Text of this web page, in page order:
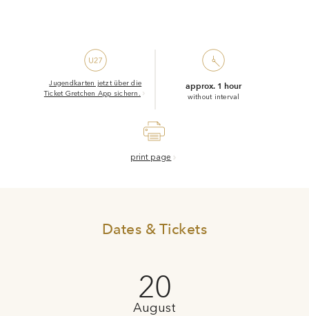
Jugendkarten jetzt über die
Ticket Gretchen App sichern.
approx. 1 hour
without interval
print page
Dates & Tickets
20
August